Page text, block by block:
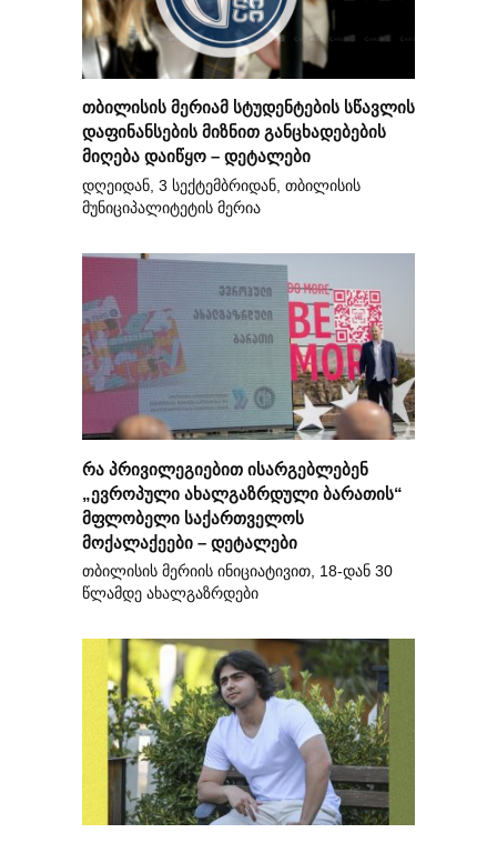
თბილისის მერიამ სტუდენტების სწავლის
დაფინანსების მიზნით განცხადებების
მიღება დაიწყო – დეტალები
დღეიდან, 3 სექტემბრიდან, თბილისის
მუნიციპალიტეტის მერია
რა პრივილეგიებით ისარგებლებენ
„ევროპული ახალგაზრდული ბარათის“
მფლობელი საქართველოს
მოქალაქეები – დეტალები
თბილისის მერიის ინიციატივით, 18-დან 30
წლამდე ახალგაზრდები